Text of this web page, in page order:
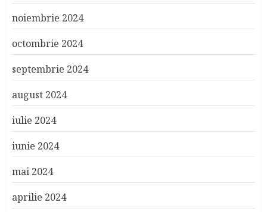
noiembrie 2024
octombrie 2024
septembrie 2024
august 2024
iulie 2024
iunie 2024
mai 2024
aprilie 2024